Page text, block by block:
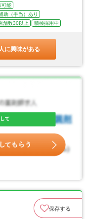
可能
助（手当）あり
舗数30以上 積極採用中
に興味がある
保存する